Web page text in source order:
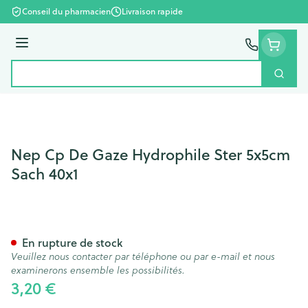
Aller au contenu
Conseil du pharmacien Livraison rapide
Menu
Nep Cp De Gaze Hydrophile Ster 5x5cm
Sach 40x1
3,20 €
En rupture de stock
Veuillez nous contacter par téléphone ou par e-mail et nous
examinerons ensemble les possibilités.